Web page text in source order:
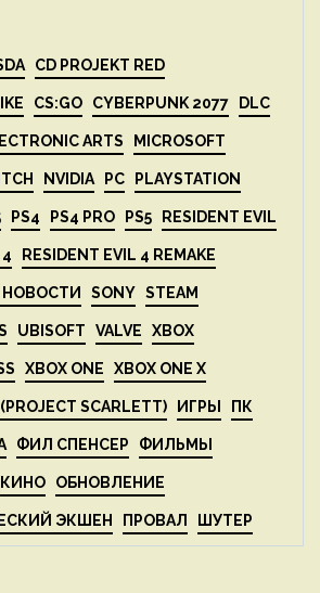
CD PROJEKT RED
CS:GO CYBERPUNK 2077 DLC
ARTS MICROSOFT
NVIDIA PC PLAYSTATION
PS4 PS4 PRO PS5 RESIDENT EVIL
4 RESIDENT EVIL 4 REMAKE
НОВОСТИ SONY STEAM
UBISOFT VALVE XBOX
XBOX ONE XBOX ONE X
SCARLETT) ИГРЫ ПК
ФИЛ СПЕНСЕР ФИЛЬМЫ
КИНО ОБНОВЛЕНИЕ
ЭКШЕН ПРОВАЛ ШУТЕР